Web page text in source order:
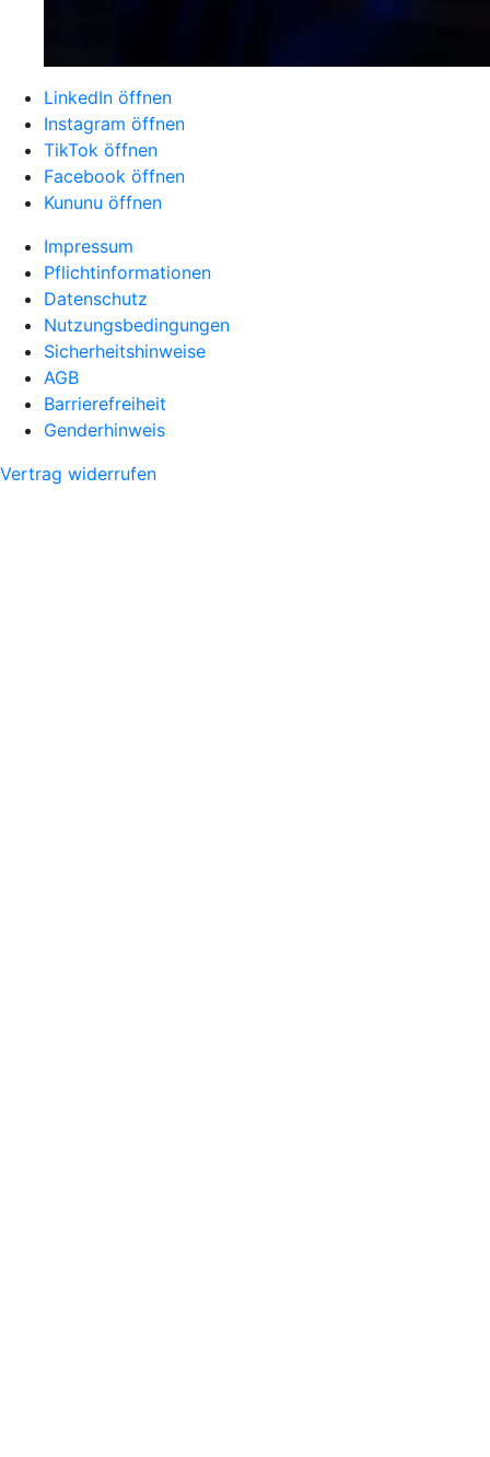
LinkedIn öffnen
Instagram öffnen
TikTok öffnen
Facebook öffnen
Kununu öffnen
Impressum
Pflichtinformationen
Datenschutz
Nutzungsbedingungen
Sicherheitshinweise
AGB
Barrierefreiheit
Genderhinweis
Vertrag widerrufen